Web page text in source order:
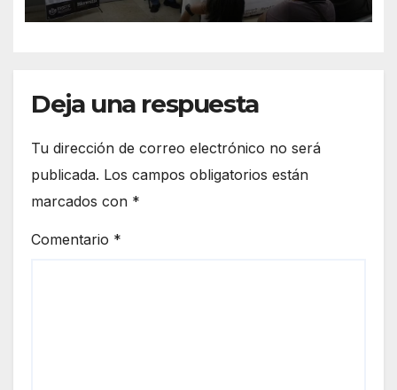
Deja una respuesta
Tu dirección de correo electrónico no será
publicada. Los campos obligatorios están
marcados con *
Comentario *